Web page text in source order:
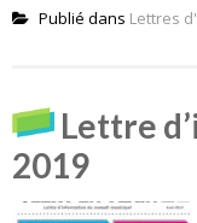
Publié dans Lettres
Lettre
2019